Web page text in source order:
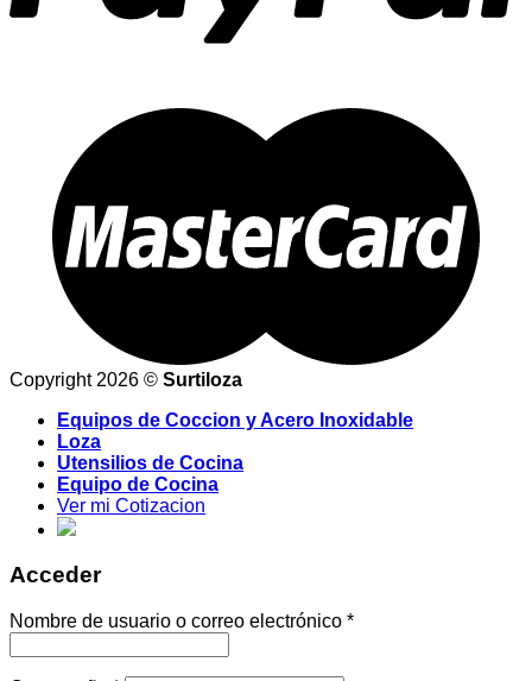
Copyright 2026 © Surtiloza
Equipos de Coccion y Acero Inoxidable
Loza
Utensilios de Cocina
Equipo de Cocina
Ver mi Cotizacion
Acceder
Nombre de usuario o correo electrónico *